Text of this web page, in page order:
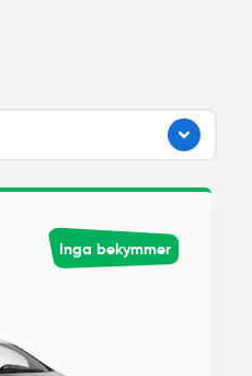
Inga bekymmer